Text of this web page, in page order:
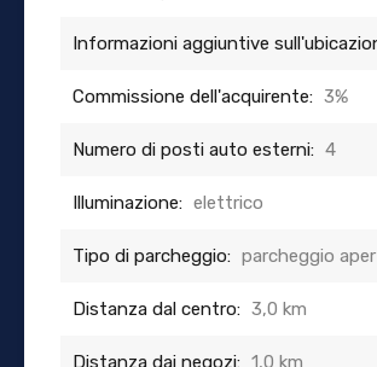
Informazioni aggiuntive
Commissione dell'acquirente: 3%
Numero di posti auto esterni: 4
Illuminazione: elettrico
Tipo di parcheggio: parcheggio
Distanza dal centro: 3,0 km
Distanza dai negozi: 1,0 km